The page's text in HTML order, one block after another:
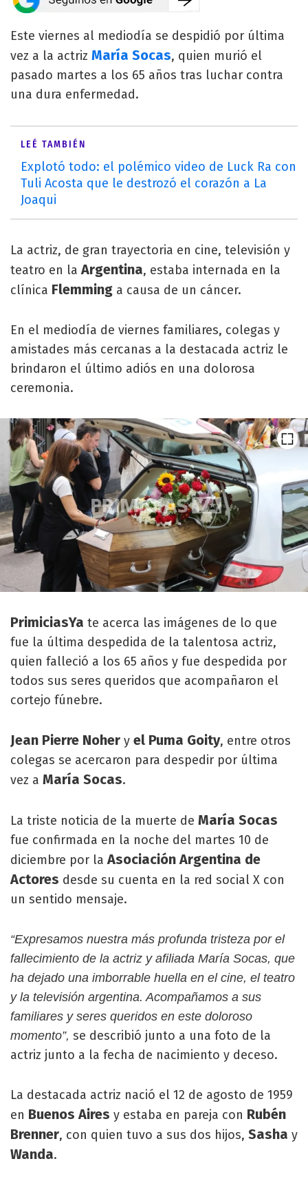
Este viernes al mediodía se despidió por última
vez a la actriz María Socas, quien murió el
pasado martes a los 65 años tras luchar contra
una dura enfermedad.
LEÉ TAMBIÉN
Explotó todo: el polémico video de Luck Ra con
Tuli Acosta que le destrozó el corazón a La
Joaqui
La actriz, de gran trayectoria en cine, televisión y
teatro en laArgentina, estaba internada en la
clínica Flemming a causa de un cáncer.
En el mediodía de viernes familiares, colegas y
amistades más cercanas a la destacada actriz le
brindaron el último adiós en una dolorosa
ceremonia.
PrimiciasYa te acerca las imágenes de lo que
fue la última despedida de la talentosa actriz,
quien falleció a los 65 años y fue despedida por
todos sus seres queridos que acompañaron el
cortejo fúnebre.
Jean Pierre Noher y el Puma Goity, entre otros
colegas se acercaron para despedir por última
vez a María Socas.
La triste noticia de la muerte de María Socas
fue confirmada en la noche del martes 10 de
diciembre por laAsociación Argentina de
Actores desde su cuenta en la red social X con
un sentido mensaje.
“Expresamos nuestra más profunda tristeza por el
fallecimiento de la actriz y afiliada María Socas, que
ha dejado una imborrable huella en el cine, el teatro
y la televisión argentina. Acompañamos a sus
familiares y seres queridos en este doloroso
momento”, se describió junto a una foto de la
actriz junto a la fecha de nacimiento y deceso.
La destacada actriz nació el 12 de agosto de 1959
en Buenos Aires y estaba en pareja con Rubén
Brenner, con quien tuvo a sus dos hijos, Sasha y
Wanda.